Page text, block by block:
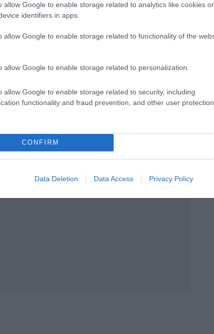
allow Google to enable storage related to analytics like cookies
identifiers in apps.
allow Google to enable storage related to functionality of the
allow Google to enable storage related to personalization.
allow Google to enable storage related to security, including
functionality and fraud prevention, and other user protection.
CONFIRM
Data Deletion Data Access Privacy Policy
διαστρεβλώνει την
δεν σημαίνει προσωπική
με έναν πολιτικό αντίπαλο, αυτό δεν
Νέα Δημοκρατία ούτε το δικαίωμά
θεωρώ ότι έχω συκοφαντηθεί.
να μετατρέπεται σε προσωπικό μίσος
Την αντιπολίτευση την κάνουμε με
διαδικασίες. Όχι με εμπάθεια και